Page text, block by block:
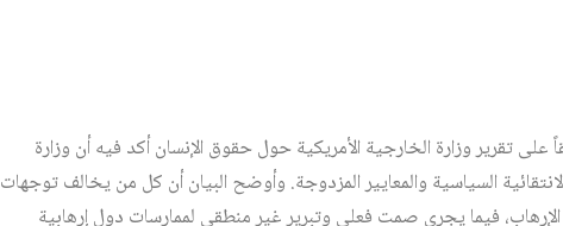
تقرير وزارة الخارجية الأمريكية حول حقوق الإنسان أكد فيه أن وزارة
السياسية والمعايير المزدوجة. وأوضح البيان أن كل من يخالف توجهات
فيما يجري صمت فعلي وتبرير غير منطقي لممارسات دول إرهابية